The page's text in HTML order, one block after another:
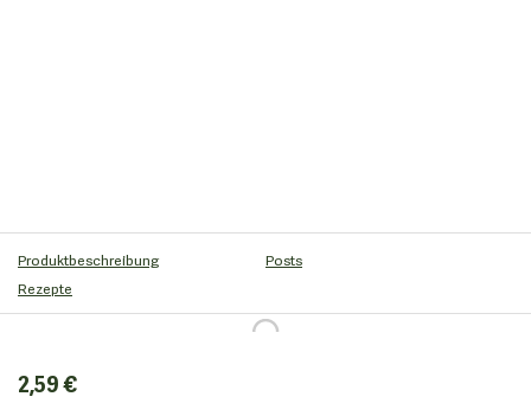
Produktbeschreibung
Posts
Rezepte
2,59 €